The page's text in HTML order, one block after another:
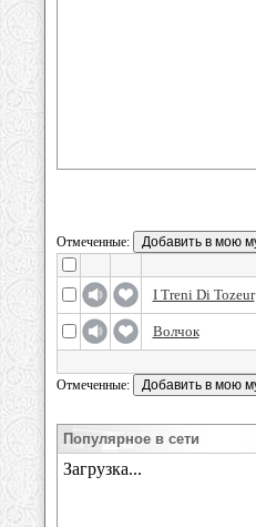
Отмеченные:
I Treni Di Tozeur
Волчок
Отмеченные:
Популярное в сети